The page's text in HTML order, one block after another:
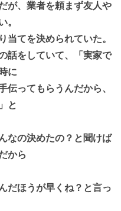
が、業者を頼まず友人や
。
当てを決められていた。
話をしていて、「実家で
に
伝ってもらうんだから、
と
なの決めたの？と聞けば
から
だほうが早くね？と言っ